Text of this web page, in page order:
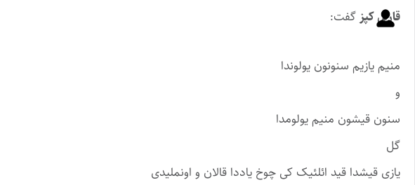
قارلی کپز گفت:
منیم یازیم سنونون یولوندا
و
سنون قیشون منیم یولومدا
گل
یازی قیشدا قید ائلئیک کی چوخ یاددا قالان و اونملیدی